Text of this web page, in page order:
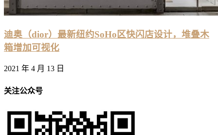
迪奥（dior）最新纽约SoHo区快闪店设计，堆叠木
箱增加可视化
2021 年 4 月 13 日
关注公众号